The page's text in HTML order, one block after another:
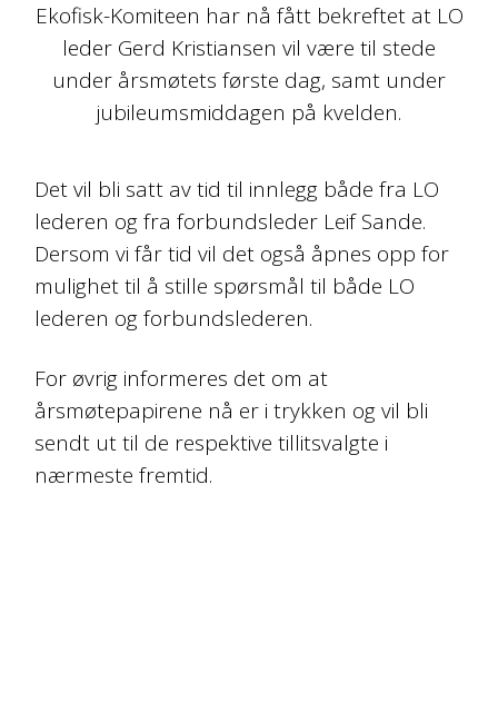
Ekofisk-Komiteen har nå fått bekreftet at LO
leder Gerd Kristiansen vil være til stede
under årsmøtets første dag, samt under
jubileumsmiddagen på kvelden.
Det vil bli satt av tid til innlegg både fra LO
lederen og fra forbundsleder Leif Sande.
Dersom vi får tid vil det også åpnes opp for
mulighet til å stille spørsmål til både LO
lederen og forbundslederen.
For øvrig informeres det om at
årsmøtepapirene nå er i trykken og vil bli
sendt ut til de respektive tillitsvalgte i
nærmeste fremtid.